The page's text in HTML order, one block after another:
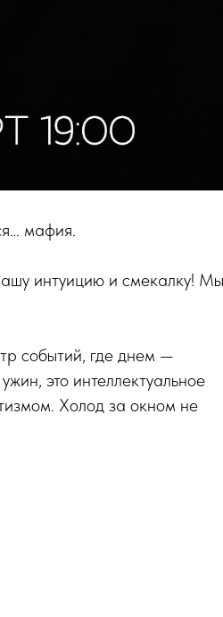
мафия.
интуицию и смекалку! Мы
событий, где днем —
это интеллектуальное
Холод за окном не